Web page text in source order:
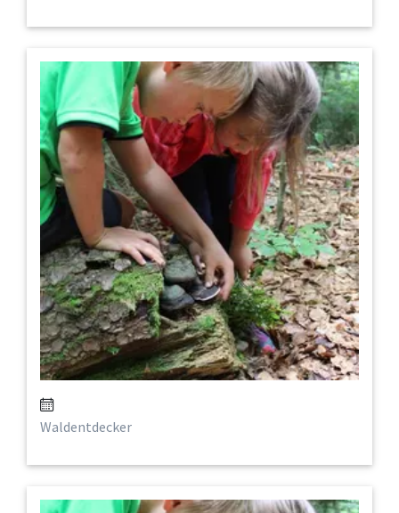
Waldentdecker